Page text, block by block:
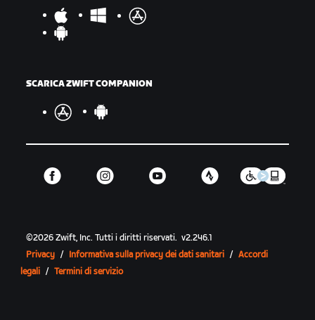
SCARICA ZWIFT COMPANION
©2026 Zwift, Inc.Tutti i diritti riservati. v2.246.1
Privacy / Informativa sulla privacy dei dati sanitari / Accordi
legali / Termini di servizio